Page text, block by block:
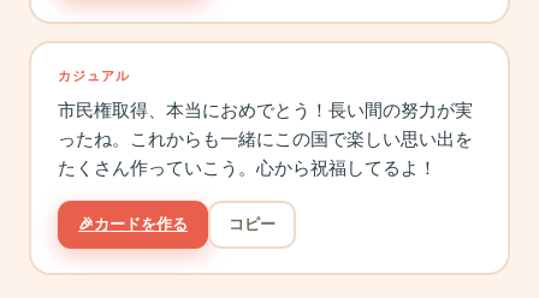
カジュアル
市民権取得、本当におめでとう！長い間の努力が実
ったね。これからも一緒にこの国で楽しい思い出を
たくさん作っていこう。心から祝福してるよ！
🎉カードを作る コピー